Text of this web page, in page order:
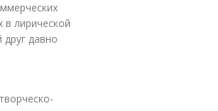
в лирической
давно